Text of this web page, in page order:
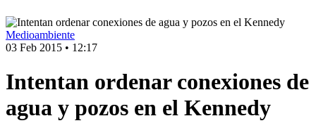
Medioambiente
03 Feb 2015 • 12:17
Intentan ordenar conexiones de
agua y pozos en el Kennedy